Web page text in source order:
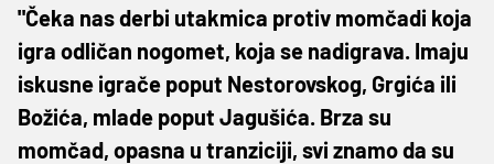
"Čeka nas derbi utakmica protiv momčadi koja
igra odličan nogomet, koja se nadigrava. Imaju
iskusne igrače poput Nestorovskog, Grgića ili
Božića, mlade poput Jagušića. Brza su
momčad, opasna u tranziciji, svi znamo da su